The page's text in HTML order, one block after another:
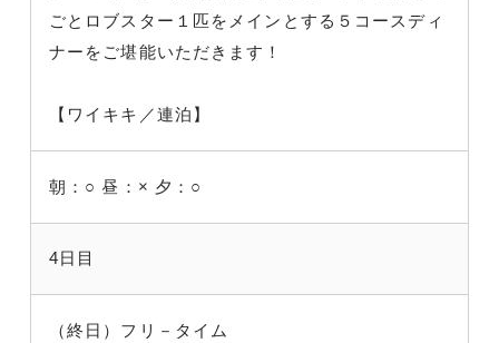
ごとロブスター１匹をメインとする５コースディ
ナーをご堪能いただきます！
【ワイキキ／連泊】
朝：○ 昼：× 夕：○
4日目
（終日）フリ－タイム